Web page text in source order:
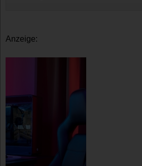
Anzeige: